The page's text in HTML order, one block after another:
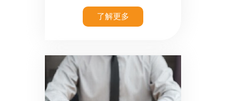
人信用瑕疵等均可申辦。
了解更多